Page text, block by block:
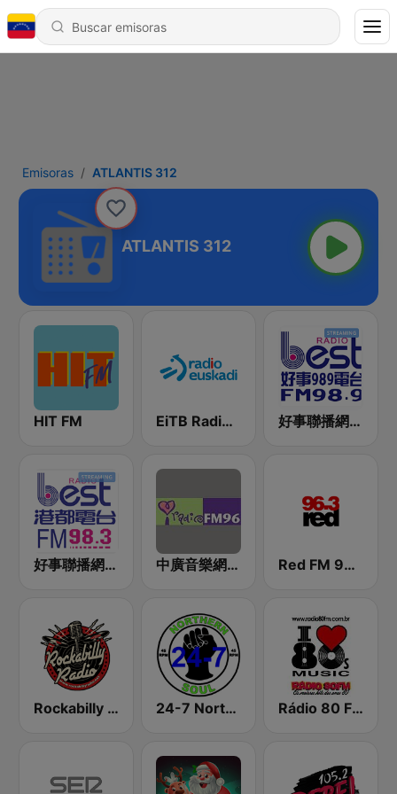
Emisoras ATLANTIS 312
ATLANTIS 312
HIT FM EiTB Radio Euskadi 好事聯播網 Best Radio FM98.9
好事聯播網 港都983 Best Radio FM98.3 中廣音樂網 i Radio FM96.3 Red FM 90's
Rockabilly Radio 24-7 Northern Soul Rádio 80 FM - Anos 80